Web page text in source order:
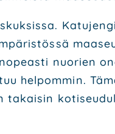
nuo­rien
hel­pom­min.
takai­sin